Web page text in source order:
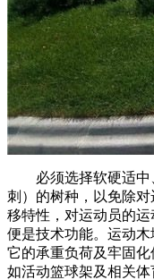
必须选择软硬适中
刺）的树种，以免除
移特性，对运动员的
便是技术功能。运动木
它的承重负荷及牢固化
如活动篮球架及相关